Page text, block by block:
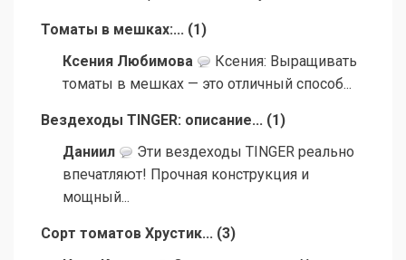
Томаты в мешках:... (1 )
Ксения Любимова
Ксения: Выращивать
томаты в мешках — это отличный способ...
Вездеходы TINGER: описание... (1 )
Даниил
Эти вездеходы TINGER реально
впечатляют! Прочная конструкция и
мощный...
Сорт томатов Хрустик... (3)